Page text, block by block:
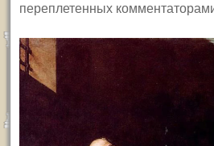
переплетенных